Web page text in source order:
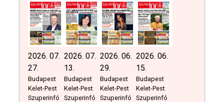
2026. 07.
27.
Budapest
Kelet-Pest
Szuperinfó
2026. 07.
13.
Budapest
Kelet-Pest
Szuperinfó
2026. 06.
29.
Budapest
Kelet-Pest
Szuperinfó
2026. 06.
15.
Budapest
Kelet-Pest
Szuperinfó